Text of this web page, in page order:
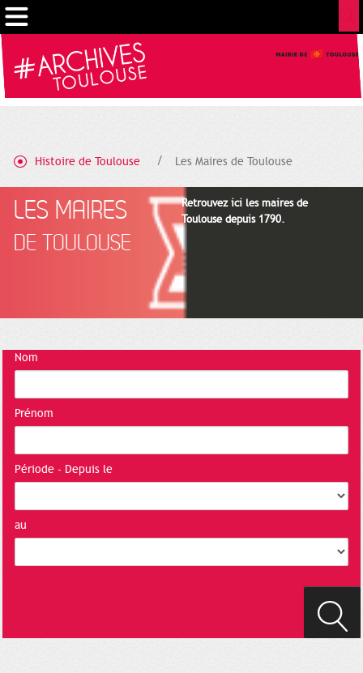
Histoire de Toulouse Les Maires de Toulouse
LES MAIRES
DE TOULOUSE
Retrouvez ici les maires de
Toulouse depuis 1790.
Nom
Prénom
Période - Depuis le
au
Cookies management panel